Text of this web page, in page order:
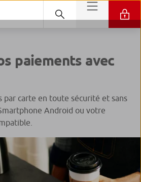
paiements avec
par carte en toute sécurité et sans
Android ou votre